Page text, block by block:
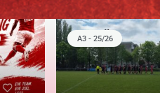
A3 - 25/26